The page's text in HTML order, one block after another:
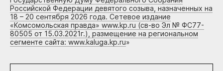
Российской Федерации девятого созыва, назначенных на
18 – 20 сентября 2026 года. Сетевое издание
«Комсомольская правда» www.kp.ru (св-во Эл № ФС77-
80505 от 15.03.2021г.), размещение на региональном
сегменте сайта: www.kaluga.kp.ru»